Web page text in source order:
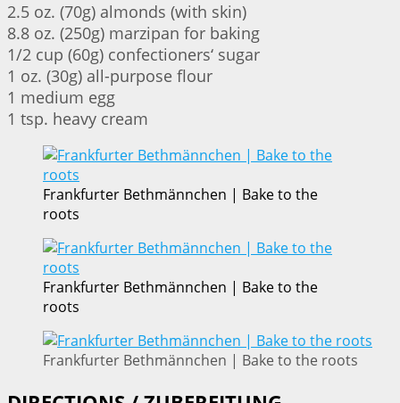
2.5 oz. (70g) almonds (with skin)
8.8 oz. (250g) marzipan for baking
1/2 cup (60g) confectioners‘ sugar
1 oz. (30g) all-purpose flour
1 medium egg
1 tsp. heavy cream
Frankfurter Bethmännchen | Bake to the
roots
Frankfurter Bethmännchen | Bake to the
roots
Frankfurter Bethmännchen | Bake to the roots